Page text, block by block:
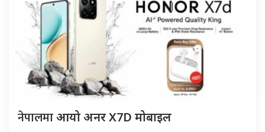
नेपालमाआयो अनर X7D मोबाइल